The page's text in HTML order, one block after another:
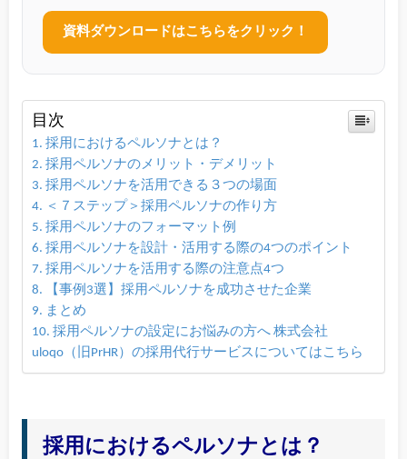
資料ダウンロードはこちらをクリック！
目次
採用におけるペルソナとは？
採用ペルソナのメリット・デメリット
採用ペルソナを活用できる３つの場面
＜７ステップ＞採用ペルソナの作り方
採用ペルソナのフォーマット例
採用ペルソナを設計・活用する際の4つのポイント
採用ペルソナを活用する際の注意点4つ
【事例3選】採用ペルソナを成功させた企業
まとめ
採用ペルソナの設定にお悩みの方へ 株式会社
uloqo（旧PrHR）の採用代行サービスについてはこちら
採用におけるペルソナとは？